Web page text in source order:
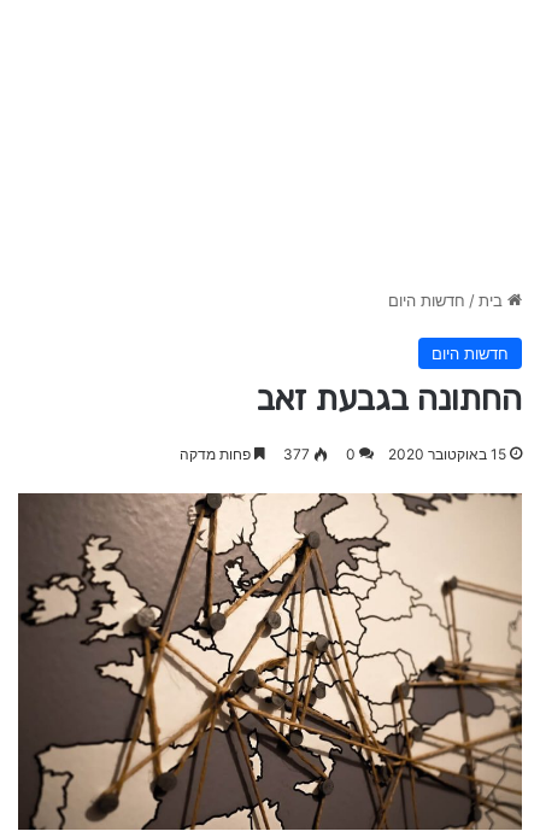
בית/ חדשות היום
חדשות היום
החתונה בגבעת זאב
15 באוקטובר 2020 0
377 פחות מדקה